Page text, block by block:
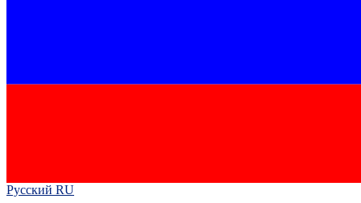
Русский RU‎